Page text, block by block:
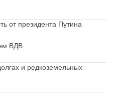
от президента Путина
ВДВ
и редкоземельных